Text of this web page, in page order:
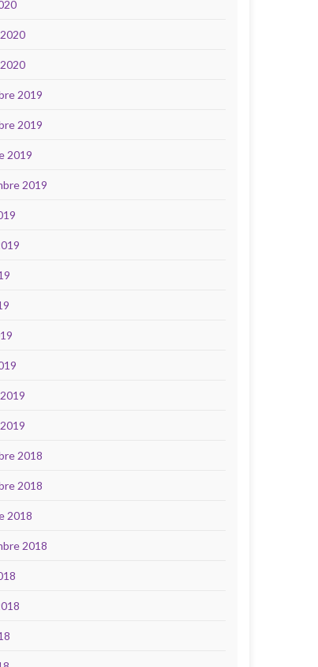
2019
2019
2019
2019
2018
2018
2018
2018